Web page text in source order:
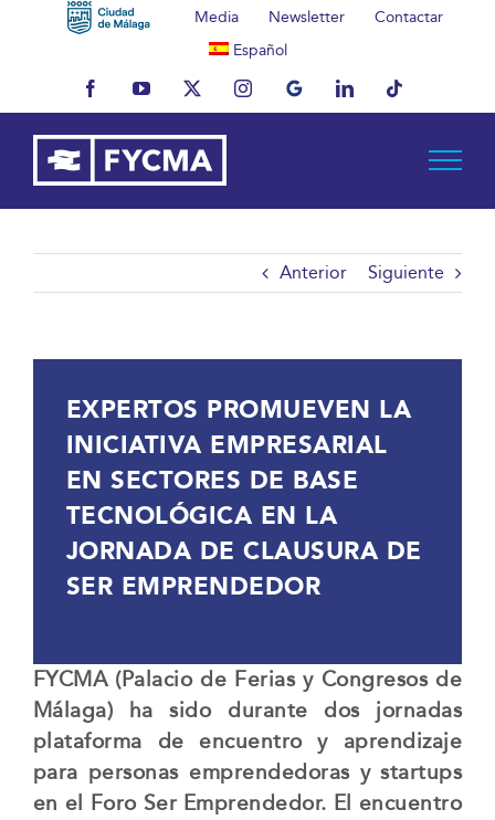
Media Newsletter
Contactar
Español
FacebookYouTubeX InstagramMyBusinessLinkedInTiktok
Anterior Siguiente
EXPERTOS PROMUEVEN LA
INICIATIVA EMPRESARIAL
EN SECTORES DE BASE
TECNOLÓGICA EN LA
JORNADA DE CLAUSURA DE
SER EMPRENDEDOR
FYCMA (Palacio de Ferias y Congresos de
Málaga) ha sido durante dos jornadas
plataforma de encuentro y aprendizaje
para personas emprendedoras y startups
en el Foro Ser Emprendedor. El encuentro